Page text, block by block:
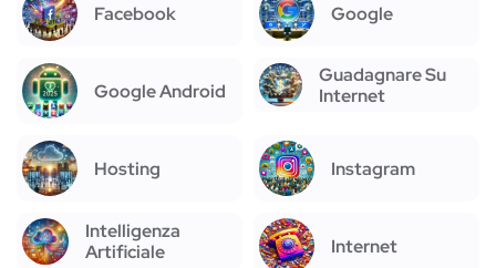
Facebook Google
Google Android
Guadagnare Su
Internet
Hosting Instagram
Intelligenza
Artificiale
Internet